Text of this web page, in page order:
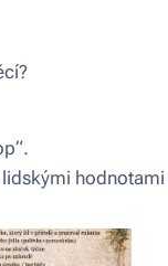
hodnotami